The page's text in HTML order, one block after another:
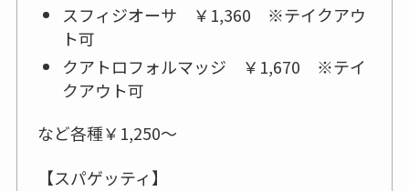
スフィジオーサ ￥1,360 ※テイクアウ
ト可
クアトロフォルマッジ ￥1,670 ※テイ
クアウト可
など各種￥1,250～
【スパゲッティ】